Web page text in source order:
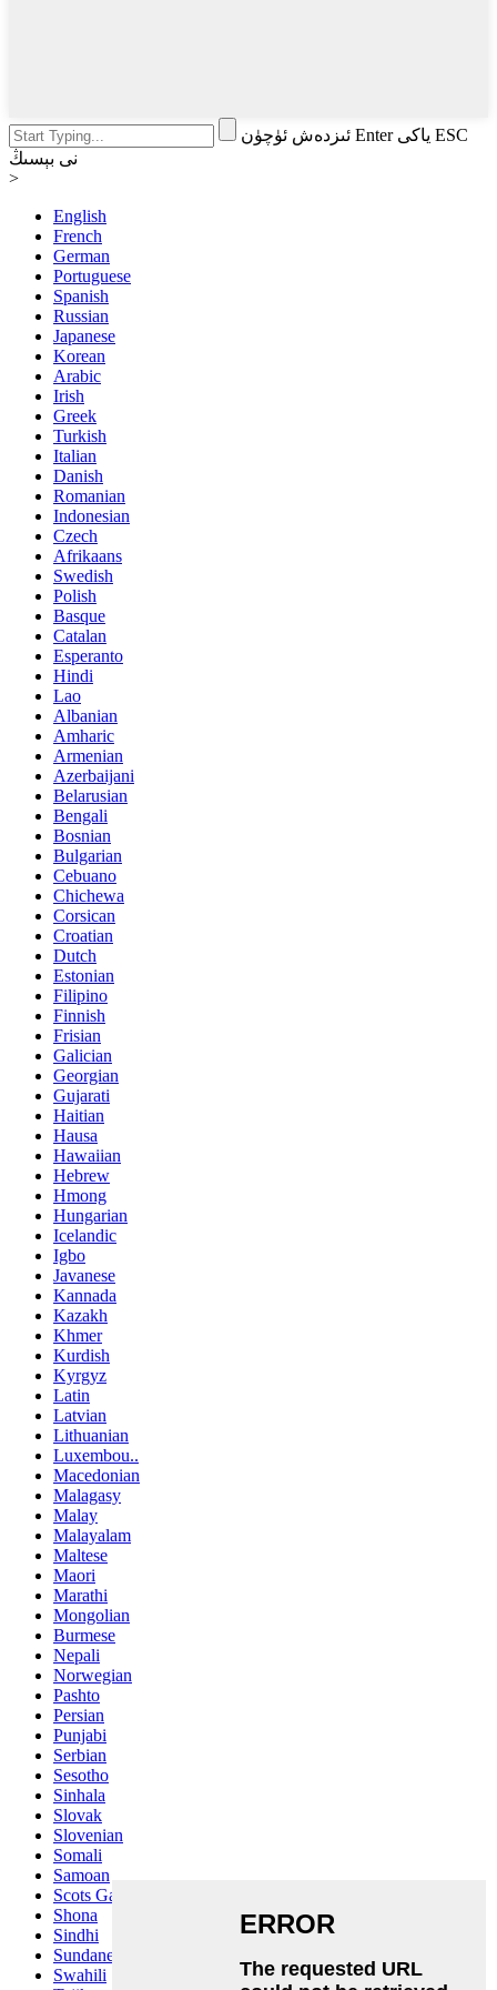
ئىزدەش ئۈچۈن Enter ياكى ESC
نى بېسىڭ
>
English
French
German
Portuguese
Spanish
Russian
Japanese
Korean
Arabic
Irish
Greek
Turkish
Italian
Danish
Romanian
Indonesian
Czech
Afrikaans
Swedish
Polish
Basque
Catalan
Esperanto
Hindi
Lao
Albanian
Amharic
Armenian
Azerbaijani
Belarusian
Bengali
Bosnian
Bulgarian
Cebuano
Chichewa
Corsican
Croatian
Dutch
Estonian
Filipino
Finnish
Frisian
Galician
Georgian
Gujarati
Haitian
Hausa
Hawaiian
Hebrew
Hmong
Hungarian
Icelandic
Igbo
Javanese
Kannada
Kazakh
Khmer
Kurdish
Kyrgyz
Latin
Latvian
Lithuanian
Luxembou..
Macedonian
Malagasy
Malay
Malayalam
Maltese
Maori
Marathi
Mongolian
Burmese
Nepali
Norwegian
Pashto
Persian
Punjabi
Serbian
Sesotho
Sinhala
Slovak
Slovenian
Somali
Samoan
Scots Gaelic
Shona
Sindhi
Sundanese
Swahili